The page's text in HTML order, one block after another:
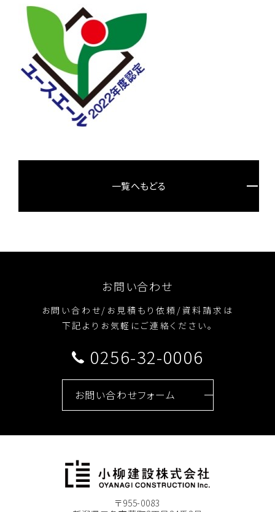
一覧へもどる
お問い合わせ
お問い合わせ/お見積もり依頼/資料請求は
下記よりお気軽にご連絡ください。
0256-32-0006
お問い合わせフォーム
〒955-0083